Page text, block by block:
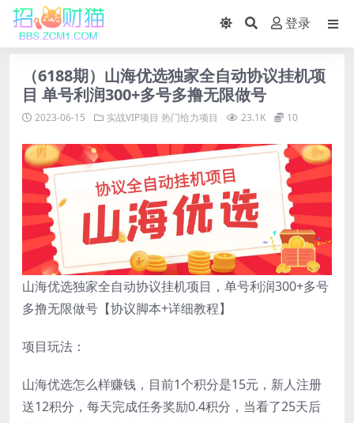
登录
（6188期）山海优选独家全自动协议挂机项
目 单号利润300+多号多撸无限做号
2023-06-15 实战VIP项目 热门给力项目 23.1K 10
山海优选独家全自动协议挂机项目，单号利润300+多号
多撸无限做号【协议脚本+详细教程】
项目玩法：
山海优选怎么样赚钱，目前1个积分是15元，新人注册
送12积分，每天完成任务奖励0.4积分，当看了25天后